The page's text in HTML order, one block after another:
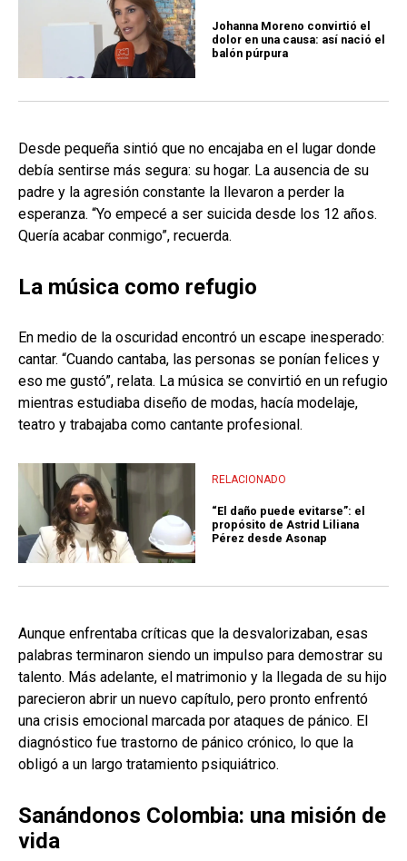
Johanna Moreno convirtió el
dolor en una causa: así nació el
balón púrpura
Desde pequeña sintió que no encajaba en el lugar donde
debía sentirse más segura: su hogar. La ausencia de su
padre y la agresión constante la llevaron a perder la
esperanza. “Yo empecé a ser suicida desde los 12 años.
Quería acabar conmigo”, recuerda.
La música como refugio
En medio de la oscuridad encontró un escape inesperado:
cantar. “Cuando cantaba, las personas se ponían felices y
eso me gustó”, relata. La música se convirtió en un refugio
mientras estudiaba diseño de modas, hacía modelaje,
teatro y trabajaba como cantante profesional.
RELACIONADO
“El daño puede evitarse”: el
propósito de Astrid Liliana
Pérez desde Asonap
Aunque enfrentaba críticas que la desvalorizaban, esas
palabras terminaron siendo un impulso para demostrar su
talento. Más adelante, el matrimonio y la llegada de su hijo
parecieron abrir un nuevo capítulo, pero pronto enfrentó
una crisis emocional marcada por ataques de pánico. El
diagnóstico fue trastorno de pánico crónico, lo que la
obligó a un largo tratamiento psiquiátrico.
Sanándonos Colombia: una misión de
vida